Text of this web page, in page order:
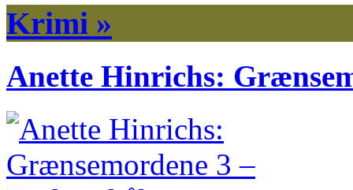
Krimi »
Anette Hinrichs: